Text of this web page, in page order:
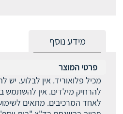
מידע נוסף
פרטי המוצר
מכיל פלואוריד. אין לבלוע. יש
להרחיק מילדים. אין להשתמש